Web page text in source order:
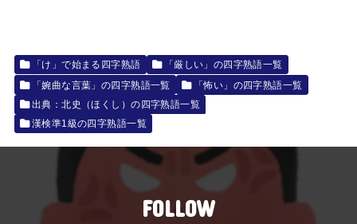
「け」で始まる四字熟語
「厳しい」の四字熟語一覧
「婉曲な言葉」の四字熟語一覧
「怖い」の四字熟語一覧
出典：北史（ほくし）の四字熟語一覧
漢検準1級の四字熟語一覧
FOLLOW